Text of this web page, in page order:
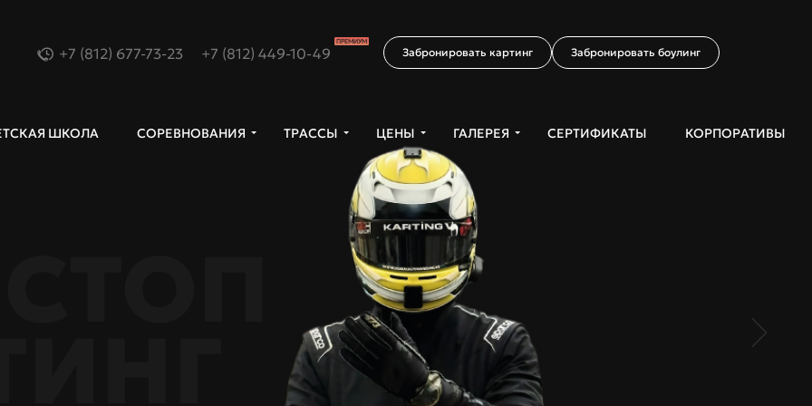
+7 (812) 677-73-23 +7 (812) 449-10-49
ПРЕМИУМ
Забронировать картинг Забронировать боулинг
ШКОЛА СОРЕВНОВАНИЯ ТРАССЫ ЦЕНЫ ГАЛЕРЕЯ СЕРТИФИКАТЫ КОРПОРАТИВЫ